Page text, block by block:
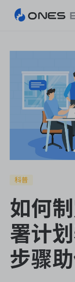
ONES
ONES Wiki
ONES Desk
ONES
科普
如何
署计
步骤